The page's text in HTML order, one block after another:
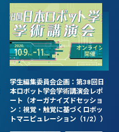
学生編集委員会企画：第38回日
本ロボット学会学術講演会レポ
ート（オーガナイズドセッショ
ン：視覚・触覚に基づくロボッ
トマニピュレーション（1/2））